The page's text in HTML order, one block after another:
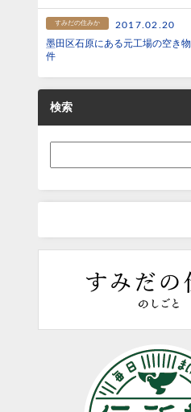
すみだの住みか
2017.02.20
墨田区石原にある元工場の空き物
件
検索